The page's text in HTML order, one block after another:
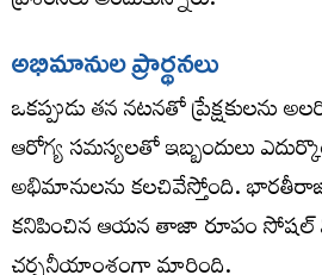
అభిమానుల ప్రార్థనలు
ఒకప్పుడు తన నటనతో ప్రేక్షకులను
ఆరోగ్య సమస్యలతో ఇబ్బందులు
అభిమానులను కలచివేస్తోంది.
కనిపించిన ఆయన తాజా రూపం